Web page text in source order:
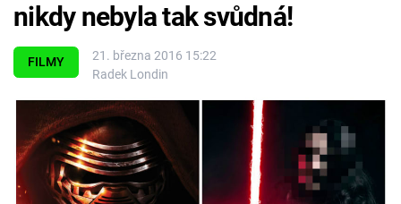
Témata
Filmy
Seriály
FILMY
21. března 2016 15:22
Radek Londin
nikdy nebyla tak svůdná!